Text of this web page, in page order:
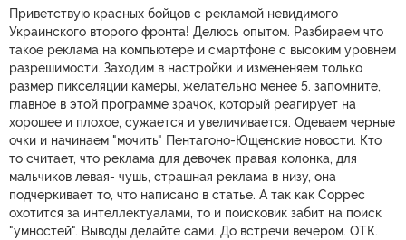
Приветствую красных бойцов с рекламой невидимого
Украинского второго фронта! Делюсь опытом. Разбираем что
такое реклама на компьютере и смартфоне с высоким уровнем
разрешимости. Заходим в настройки и измененяем только
размер пикселяции камеры, желательно менее 5. запомните,
главное в этой программе зрачок, который реагирует на
хорошее и плохое, сужается и увеличивается. Одеваем черные
очки и начинаем "мочить" Пентагоно-Ющенские новости. Кто
то считает, что реклама для девочек правая колонка, для
мальчиков левая- чушь, страшная реклама в низу, она
подчеркивает то, что написано в статье. А так как Соррес
охотится за интеллектуалами, то и поисковик забит на поиск
"умностей". Выводы делайте сами. До встречи вечером. ОТК.